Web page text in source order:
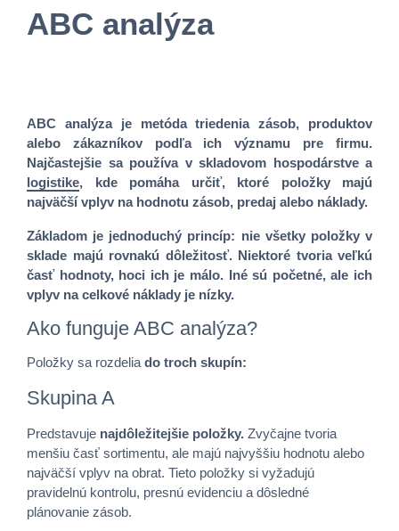
ABC analýza
ABC analýza je metóda triedenia zásob, produktov
alebo zákazníkov podľa ich významu pre firmu.
Najčastejšie sa používa v skladovom hospodárstve a
logistike, kde pomáha určiť, ktoré položky majú
najväčší vplyv na hodnotu zásob, predaj alebo náklady.
Základom je jednoduchý princíp: nie všetky položky v
sklade majú rovnakú dôležitosť. Niektoré tvoria veľkú
časť hodnoty, hoci ich je málo. Iné sú početné, ale ich
vplyv na celkové náklady je nízky.
Ako funguje ABC analýza?
Položky sa rozdelia do troch skupín:
Skupina A
Predstavuje najdôležitejšie položky. Zvyčajne tvoria
menšiu časť sortimentu, ale majú najvyššiu hodnotu alebo
najväčší vplyv na obrat. Tieto položky si vyžadujú
pravidelnú kontrolu, presnú evidenciu a dôsledné
plánovanie zásob.